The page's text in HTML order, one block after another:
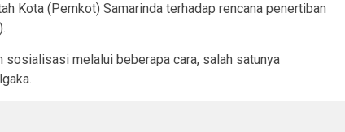
Kota (Pemkot) Samarinda terhadap rencana penertiban
sosialisasi melalui beberapa cara, salah satunya